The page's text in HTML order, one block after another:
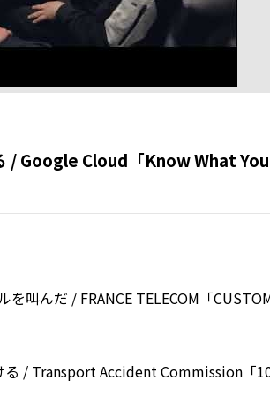
/ Google Cloud「Know What
叫んだ / FRANCE TELECOM「
/ Transport Accident Commission「10